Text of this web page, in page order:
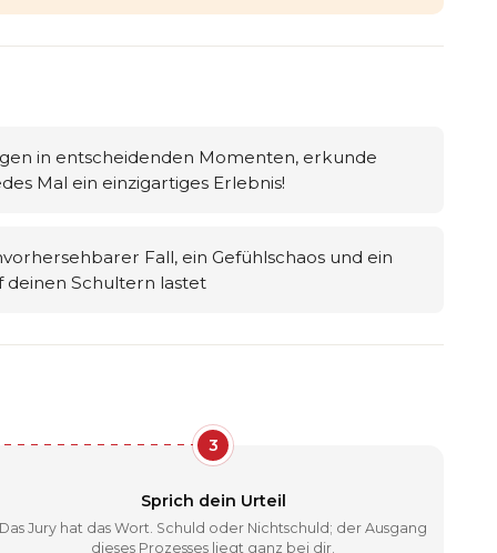
in entscheidenden Momenten, erkunde
Mal ein einzigartiges Erlebnis!
Fall, ein Gefühlschaos und ein
deinen Schultern lastet
3
Sprich dein Urteil
Das Jury hat das Wort. Schuld oder Nichtschuld; der Ausgang
dieses Prozesses liegt ganz bei dir.